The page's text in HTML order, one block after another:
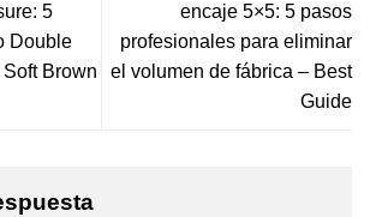
5
Double
Brown
encaje 5×5: 5 pasos
profesionales para eliminar
el volumen de fábrica – Best
Guide